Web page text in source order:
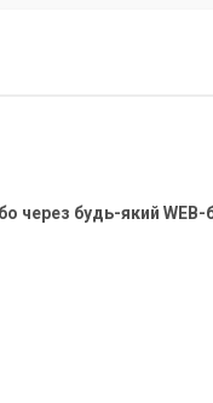
через будь-який WEB-